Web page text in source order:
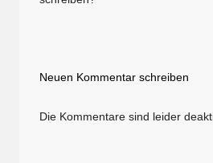
Neuen Kommentar schreiben
Die Kommentare sind leider